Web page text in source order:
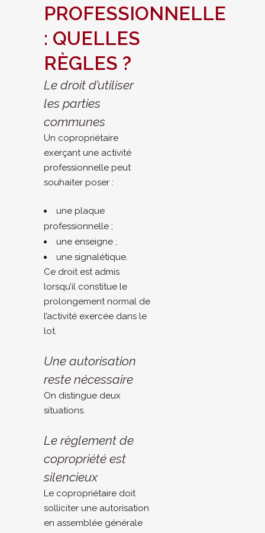
PROFESSIONNELLE
: QUELLES
RÈGLES ?
Le droit d’utiliser
les parties
communes
Un copropriétaire
exerçant une activité
professionnelle peut
souhaiter poser :
une plaque
professionnelle ;
une enseigne ;
une signalétique.
Ce droit est admis
lorsqu’il constitue le
prolongement normal de
l’activité exercée dans le
lot.
Une autorisation
reste nécessaire
On distingue deux
situations.
Le règlement de
copropriété est
silencieux
Le copropriétaire doit
solliciter une autorisation
en assemblée générale